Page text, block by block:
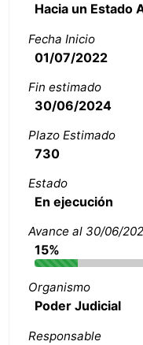
Hacia un Estado
Fecha Inicio
01/07/2022
Fin estimado
30/06/2024
Plazo Estimado
730
Estado
En ejecución
Avance al 30/06/
15%
Organismo
Poder Judicial
Responsable